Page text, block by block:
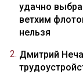
удачно
ветхим
нельзя
Дмитрий